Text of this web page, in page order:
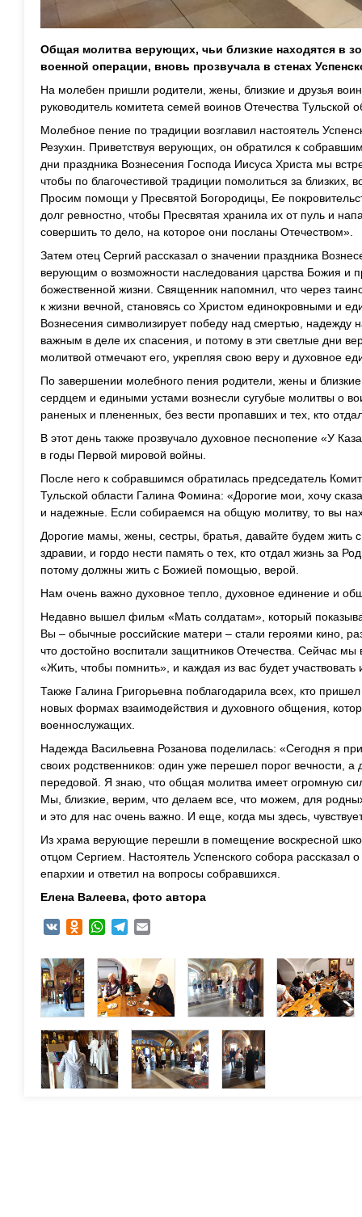
Общая молитва верующих, чьи близкие находятся в
военной операции, вновь прозвучала в стенах
На молебен пришли родители, жены, близкие и друзья
руководитель комитета семей воинов Отечества Тульской
Молебное пение по традиции возглавил настоятель
Резухин. Приветствуя верующих, он обратился к
дни праздника Вознесения Господа Иисуса Христа мы
чтобы по благочестивой традиции помолиться за близких,
Просим помощи у Пресвятой Богородицы, Ее
долг ревностно, чтобы Пресвятая хранила их от пуль и
совершить то дело, на которое они посланы Отечеством».
Затем отец Сергий рассказал о значении праздника
верующим о возможности наследования царства Божия и
божественной жизни. Священник напомнил, что через
к жизни вечной, становясь со Христом единокровными и
Вознесения символизирует победу над смертью, надежду
важным в деле их спасения, и потому в эти светлые дни
молитвой отмечают его, укрепляя свою веру и духовное
По завершении молебного пения родители, жены и
сердцем и едиными устами вознесли сугубые молитвы о
раненых и плененных, без вести пропавших и тех, кто
В этот день также прозвучало духовное песнопение «У
в годы Первой мировой войны.
После него к собравшимся обратилась председатель
Тульской области Галина Фомина: «Дорогие мои, хочу
и надежные. Если собираемся на общую молитву, то вы
Дорогие мамы, жены, сестры, братья, давайте будем жить
здравии, и гордо нести память о тех, кто отдал жизнь за
потому должны жить с Божией помощью, верой.
Нам очень важно духовное тепло, духовное единение и
Недавно вышел фильм «Мать солдатам», который
Вы – обычные российские матери – стали героями кино,
что достойно воспитали защитников Отечества. Сейчас
«Жить, чтобы помнить», и каждая из вас будет участвовать
Также Галина Григорьевна поблагодарила всех, кто
новых формах взаимодействия и духовного общения,
военнослужащих.
Надежда Васильевна Розанова поделилась: «Сегодня я
своих родственников: один уже перешел порог вечности,
передовой. Я знаю, что общая молитва имеет огромную
Мы, близкие, верим, что делаем все, что можем, для
и это для нас очень важно. И еще, когда мы здесь,
Из храма верующие перешли в помещение воскресной
отцом Сергием. Настоятель Успенского собора рассказал
епархии и ответил на вопросы собравшихся.
Елена Валеева, фото автора
VK Odnoklassniki
WhatsAppTelegram